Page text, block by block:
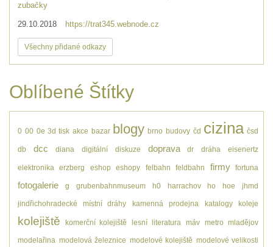
zubačky
29.10.2018 https://trat345.webnode.cz
Všechny přidané odkazy
Oblíbené Štítky
0 00 0e 3d tisk akce bazar blogy brno budovy čd cizina čsd
db dcc diana digitální diskuze doprava dr dráha eisenertz
elektronika erzberg eshop eshopy felbahn feldbahn firmy fortuna
fotogalerie g grubenbahnmuseum h0 harrachov ho hoe jhmd
jindřichohradecké místní dráhy kamenná prodejna katalogy koleje
kolejiště komerční kolejiště lesní literatura máv metro mladějov
modelařina modelová železnice modelové kolejiště modelové velikosti